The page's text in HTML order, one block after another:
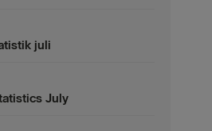
juli
July